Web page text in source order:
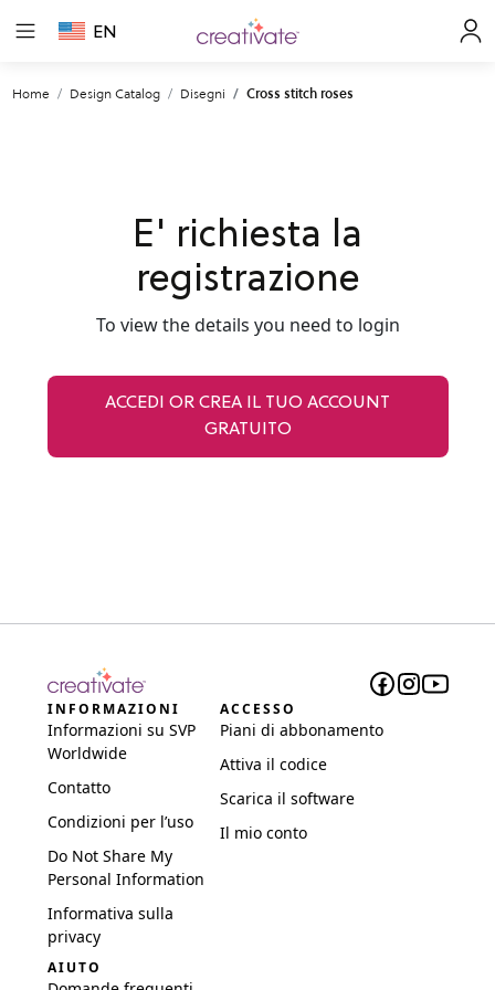
EN
Home Design Catalog Disegni Cross stitch roses
E' richiesta la
registrazione
To view the details you need to login
ACCEDI OR CREA IL TUO ACCOUNT
GRATUITO
INFORMAZIONI
Informazioni su SVP
Worldwide
Contatto
Condizioni per l’uso
Do Not Share My
Personal Information
Informativa sulla
privacy
ACCESSO
Piani di abbonamento
Attiva il codice
Scarica il software
Il mio conto
AIUTO